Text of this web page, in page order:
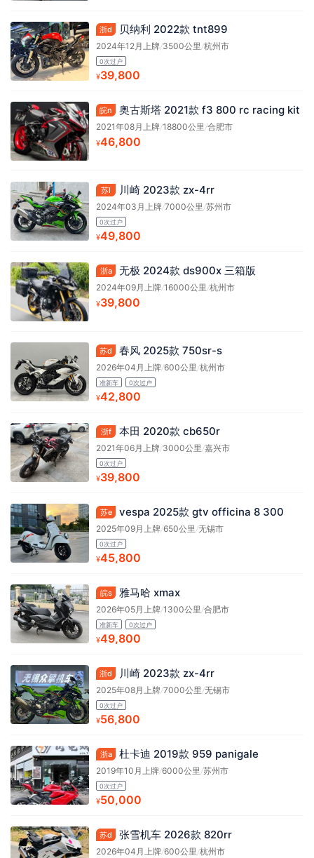
浙d 贝纳利 2022款 tnt899
2024年12月上牌/3500公里/杭州市
0次过户
¥39,800
皖n 奥古斯塔 2021款 f3 800 rc racing kit
2021年08月上牌/18800公里/合肥市
¥46,800
苏l 川崎 2023款 zx-4rr
2024年03月上牌/7000公里/苏州市
0次过户
¥49,800
浙a 无极 2024款 ds900x 三箱版
2024年09月上牌/16000公里/杭州市
¥39,800
苏d 春风 2025款 750sr-s
2026年04月上牌/600公里/杭州市
准新车 0次过户
¥42,800
浙f 本田 2020款 cb650r
2021年06月上牌/3000公里/嘉兴市
0次过户
¥39,800
苏e vespa 2025款 gtv officina 8 300
2025年09月上牌/650公里/无锡市
0次过户
¥45,800
皖s 雅马哈 xmax
2026年05月上牌/1300公里/合肥市
准新车 0次过户
¥49,800
浙d 川崎 2023款 zx-4rr
2025年08月上牌/7000公里 /无锡市
0次过户
¥56,800
浙a 杜卡迪 2019款 959 panigale
2019年10月上牌/6000公里 /苏州市
0次过户
¥50,000
苏d 张雪机车 2026款 820rr
2026年04月上牌/600公里 /杭州市